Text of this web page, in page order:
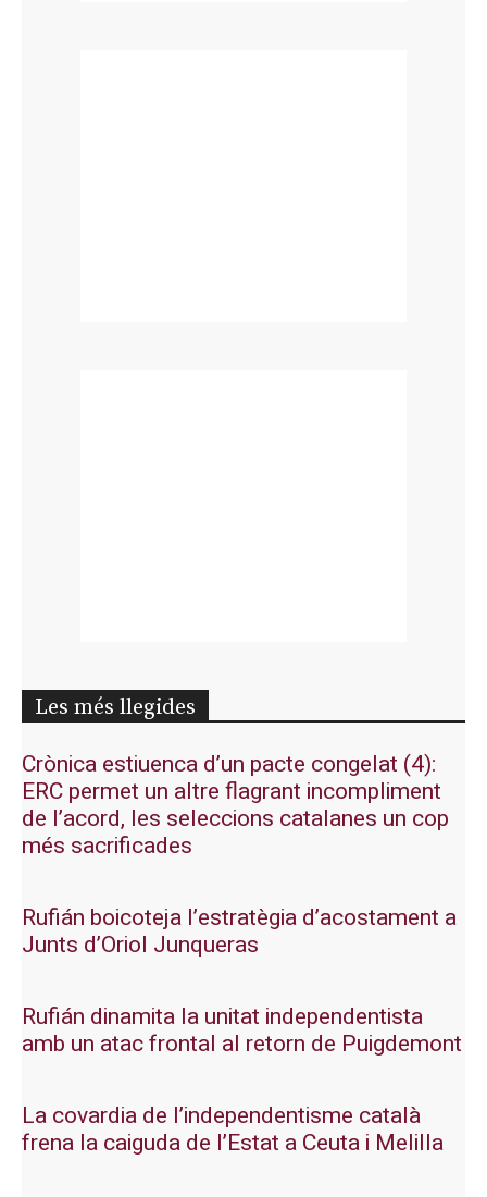
Les més llegides
Crònica estiuenca d’un pacte congelat (4):
ERC permet un altre flagrant incompliment
de l’acord, les seleccions catalanes un cop
més sacrificades
Rufián boicoteja l’estratègia d’acostament a
Junts d’Oriol Junqueras
Rufián dinamita la unitat independentista
amb un atac frontal al retorn de Puigdemont
La covardia de l’independentisme català
frena la caiguda de l’Estat a Ceuta i Melilla